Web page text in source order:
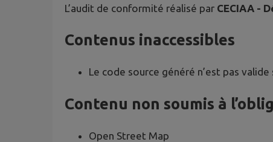
L’audit de conformité réalisé par CECIAA -
Contenus inaccessibles
Le code source généré n’est pas
Contenu non soumis à
Open Street Map